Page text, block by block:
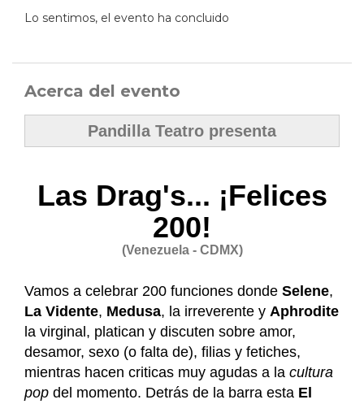
Lo sentimos, el evento ha concluido
Acerca del evento
Pandilla Teatro presenta
Las Drag's... ¡Felices
200!
(Venezuela - CDMX)
Vamos a celebrar 200 funciones donde Selene,
La Vidente, Medusa, la irreverente y Aphrodite
la virginal, platican y discuten sobre amor,
desamor, sexo (o falta de), filias y fetiches,
mientras hacen criticas muy agudas a la cultura
pop del momento. Detrás de la barra esta El